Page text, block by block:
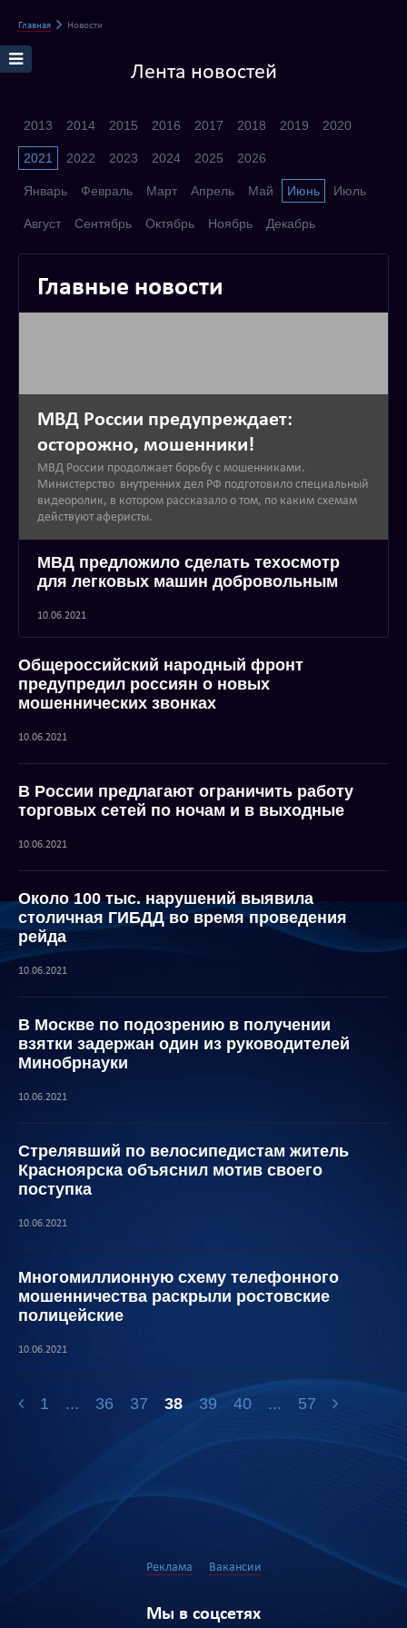
Главная Новости
Лента новостей
2013 2014 2015 2016 2017 2018 2019 2020
2021 2022 2023 2024 2025 2026
Январь Февраль Март Апрель Май Июнь Июль
Август Сентябрь Октябрь Ноябрь Декабрь
Главные новости
МВД России предупреждает:
осторожно, мошенники!
МВД России продолжает борьбу с мошенниками.
Министерство внутренних дел РФ подготовило специальный
видеоролик, в котором рассказало о том, по каким схемам
действуют аферисты.
МВД предложило сделать техосмотр
для легковых машин добровольным
10.06.2021
Общероссийский народный фронт
предупредил россиян о новых
мошеннических звонках
10.06.2021
В России предлагают ограничить работу
торговых сетей по ночам и в выходные
10.06.2021
Около 100 тыс. нарушений выявила
столичная ГИБДД во время проведения
рейда
10.06.2021
В Москве по подозрению в получении
взятки задержан один из руководителей
Минобрнауки
10.06.2021
Стрелявший по велосипедистам житель
Красноярска объяснил мотив своего
поступка
10.06.2021
Многомиллионную схему телефонного
мошенничества раскрыли ростовские
полицейские
10.06.2021
1 ... 36 37 38 39 40 ... 57
Реклама Вакансии
Мы в соцсетях